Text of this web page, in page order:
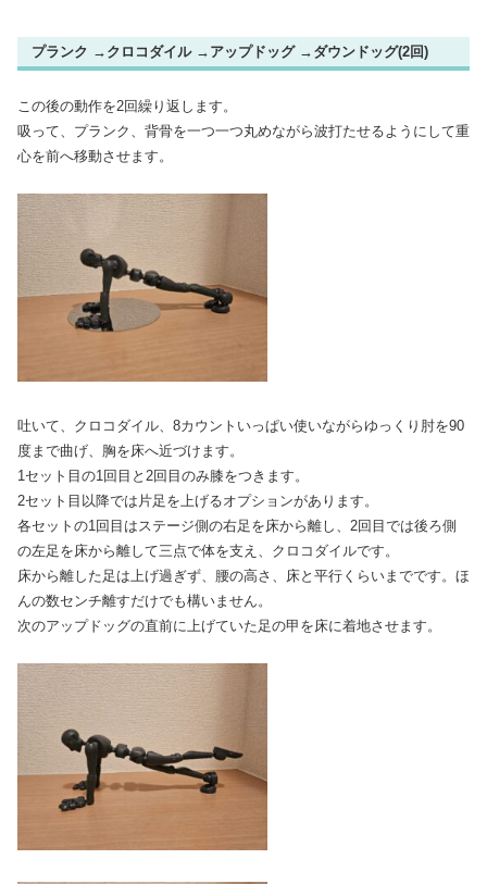
プランク →クロコダイル →アップドッグ →ダウンドッグ(2回)
この後の動作を2回繰り返します。
吸って、プランク、背骨を一つ一つ丸めながら波打たせるようにして重
心を前へ移動させます。
吐いて、クロコダイル、8カウントいっぱい使いながらゆっくり肘を90
度まで曲げ、胸を床へ近づけます。
1セット目の1回目と2回目のみ膝をつきます。
2セット目以降では片足を上げるオプションがあります。
各セットの1回目はステージ側の右足を床から離し、2回目では後ろ側
の左足を床から離して三点で体を支え、クロコダイルです。
床から離した足は上げ過ぎず、腰の高さ、床と平行くらいまでです。ほ
んの数センチ離すだけでも構いません。
次のアップドッグの直前に上げていた足の甲を床に着地させます。